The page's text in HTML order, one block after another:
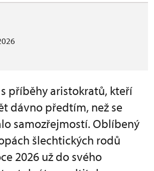
s příběhy aristokratů, kteří
dávno předtím, než se
samozřejmostí. Oblíbený
šlechtických rodů
2026 už do svého